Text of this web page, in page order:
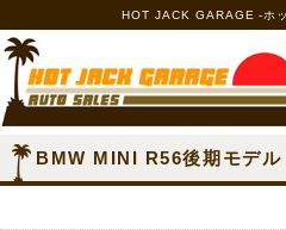
HOT JACK GARAGE -ホ
BMW MINI R56後期モデ